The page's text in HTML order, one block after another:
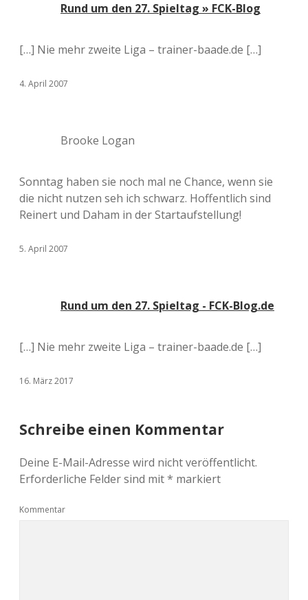
Rund um den 27. Spieltag » FCK-Blog
[…] Nie mehr zweite Liga – trainer-baade.de […]
4. April 2007
Brooke Logan
Sonntag haben sie noch mal ne Chance, wenn sie
die nicht nutzen seh ich schwarz. Hoffentlich sind
Reinert und Daham in der Startaufstellung!
5. April 2007
Rund um den 27. Spieltag - FCK-Blog.de
[…] Nie mehr zweite Liga – trainer-baade.de […]
16. März 2017
Schreibe einen Kommentar
Deine E-Mail-Adresse wird nicht veröffentlicht.
Erforderliche Felder sind mit* markiert
Kommentar